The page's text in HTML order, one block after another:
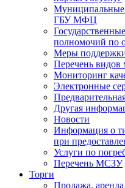
Муниципальные
ГБУ МФЦ
полномочий по
Меры
Перечень видов
Мониторинг
Электронные
Другая
Новости
Информация о
при
Услуги по
Перечень МСЗУ
Торги
Продажа,